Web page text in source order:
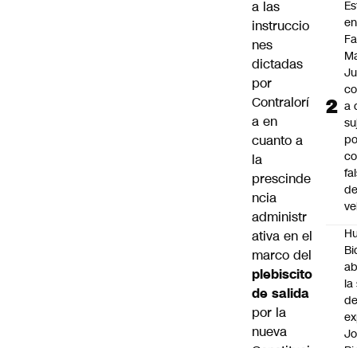
a las
instruccio
nes
dictadas
por
Contralorí
a en
cuanto a
la
prescinde
ncia
administr
ativa en el
marco del
plebiscito
de salida
por la
nueva
en
a
de
la